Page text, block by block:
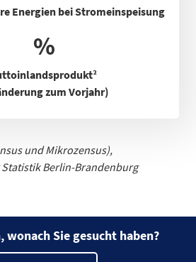
Energien bei Stromeinspeisung
%
zum Vorjahr)
und Mikrozensus),
Statistik Berlin-Brandenburg
wonach Sie gesucht haben?